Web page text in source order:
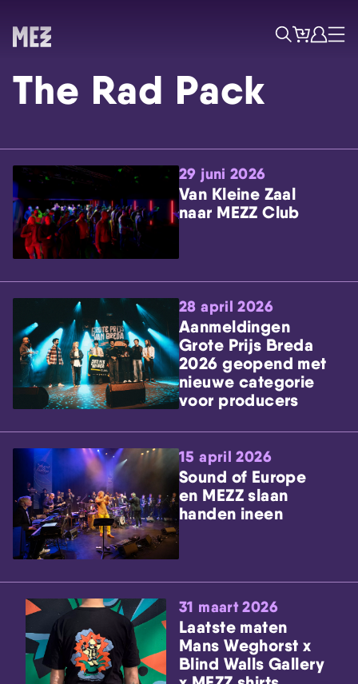
Skip navigatie
ZoekTicketsAccount
Menu
The Rad Pack
29 juni 2026
Van Kleine Zaal
naar MEZZ Club
28 april 2026
Aanmeldingen
Grote Prijs Breda
2026 geopend met
nieuwe categorie
voor producers
15 april 2026
Sound of Europe
en MEZZ slaan
handen ineen
31 maart 2026
Laatste maten
Mans Weghorst x
Blind Walls Gallery